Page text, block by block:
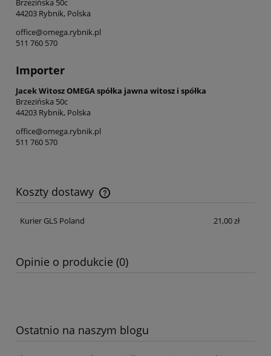
Brzezińska 50c
44203 Rybnik, Polska
office@omega.rybnik.pl
511 760 570
Importer
Jacek Witosz OMEGA spółka jawna witosz i spółka
Brzezińska 50c
44203 Rybnik, Polska
office@omega.rybnik.pl
511 760 570
Koszty dostawy
Cena nie zawiera ewentualnych kosztów płatności
Kurier GLS Poland
21,00 zł
Opinie o produkcie (0)
Ostatnio na naszym blogu